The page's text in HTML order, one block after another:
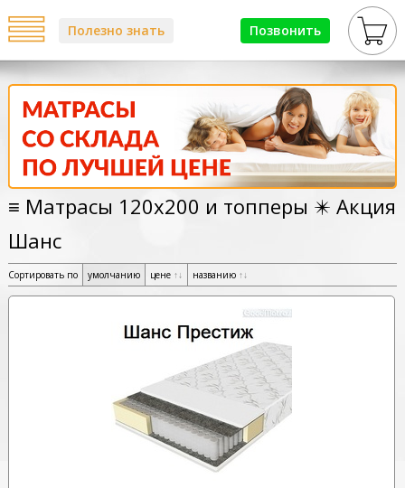
Позвонить
Полезно знать
≡ Матрасы 120х200 и топперы ✴️ Акция
Шанс
Сортировать по умолчанию цене ↑↓ названию ↑↓